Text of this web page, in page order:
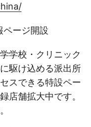
ページ開設
学校・クリニック
駆け込める派出所
スできる特設ペー
店舗拡大中です。